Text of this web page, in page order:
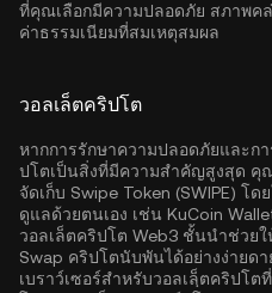
ที่คุณเลือกมีความปลอดภัย สภาพคล่
ค่าธรรมเนียมที่สมเหตุสมผล
วอลเล็ตคริปโต
หากการรักษาความปลอดภัยและก
ปโตเป็นสิ่งที่มีความสำคัญสูงสุด คุ
จัดเก็บ Swipe Token (SWIPE) โ
ดูแลด้วยตนเอง เช่น KuCoin
วอลเล็ตคริปโต Web3 ชั้นนำช่วย
Swap คริปโตนับพันได้อย่างง่ายด
เบราว์เซอร์สำหรับวอลเลฺ็ตคริปโต